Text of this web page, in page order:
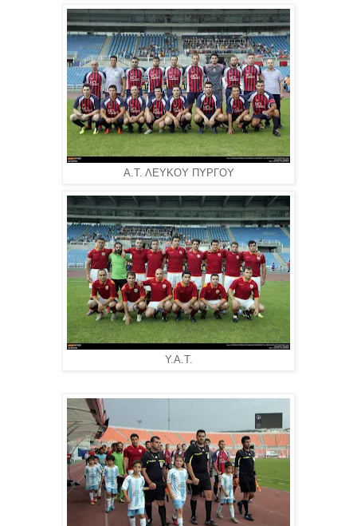
Α.Τ. ΛΕΥΚΟΥ ΠΥΡΓΟΥ
Υ.Α.Τ.